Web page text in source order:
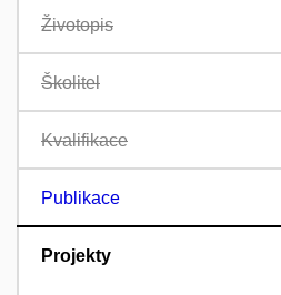
Životopis
Školitel
Kvalifikace
Publikace
Projekty